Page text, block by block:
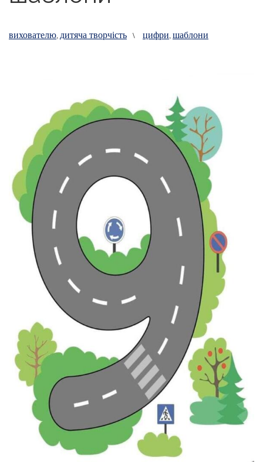
вихователю, дитяча творчість \ цифри,шаблони